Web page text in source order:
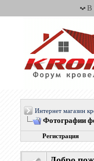
В
Интернет магазин
Фотографии
Регистрация